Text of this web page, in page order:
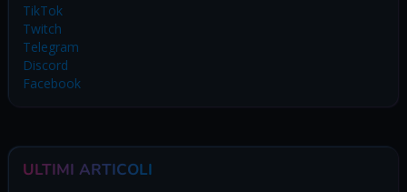
TikTok
Twitch
Telegram
Discord
Facebook
ULTIMI ARTICOLI